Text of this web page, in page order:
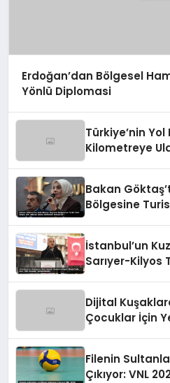
Erdoğan’dan Bölgesel
Yönlü Diplomasi
Türkiye’nin Yol
Kilometreye
Bakan
Bölgesine
İstanbul’un
Sarıyer-Kilyos
Dijital
Çocuklar İçin
Filenin
Çıkıyor: VNL